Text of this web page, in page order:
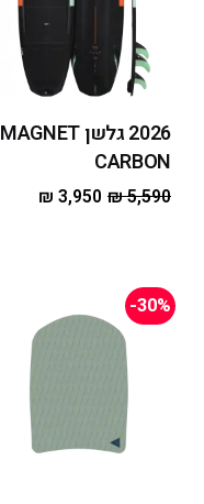
2026 גלשן MAGNET
CARBON
₪5,590
₪ 3,950
-30%